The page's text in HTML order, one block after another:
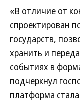
«В отличие от
спроектирован
государств,
хранить и
событиях в
подчеркнул
платформа